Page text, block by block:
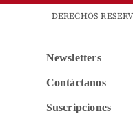
DERECHOS
Newsletters
Contáctanos
Suscripciones